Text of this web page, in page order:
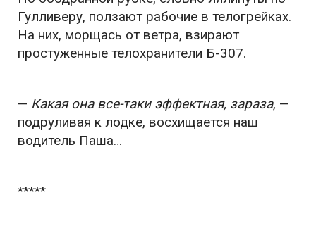
Гулливеру, ползают рабочие в телогрейках.
На них, морщась от ветра, взирают
простуженные телохранители Б-307.
— Какая она все-таки эффектная, зараза, —
подруливая к лодке, восхищается наш
водитель Паша…
*****